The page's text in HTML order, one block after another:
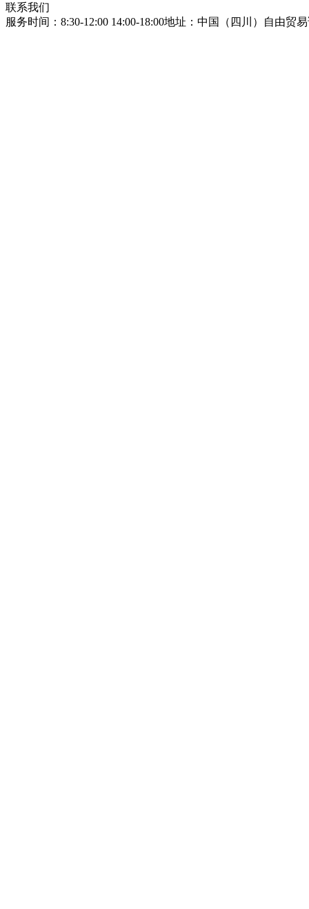
联系我们
服务时间：8:30-12:00 14:00-18:00地址：中国（四川）自由贸